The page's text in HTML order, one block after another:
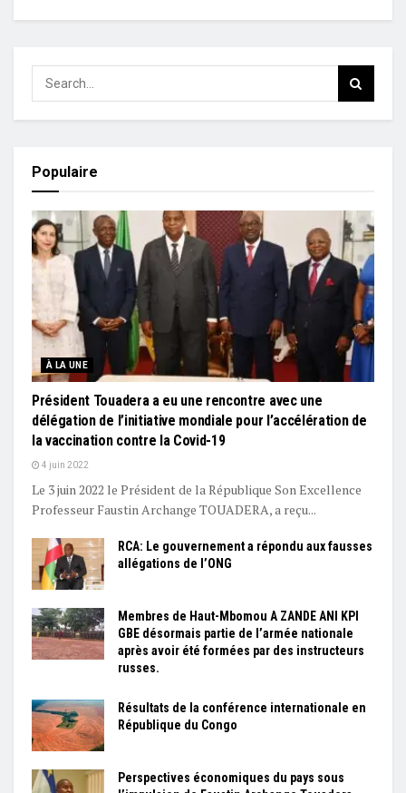
Populaire
À LA UNE
Président Touadera a eu une rencontre avec une
délégation de l’initiative mondiale pour l’accélération de
la vaccination contre la Covid-19
4 juin 2022
Le 3 juin 2022 le Président de la République Son Excellence
Professeur Faustin Archange TOUADERA, a reçu...
RCA: Le gouvernement a répondu aux fausses
allégations de l’ONG
Membres de Haut-Mbomou A ZANDE ANI KPI
GBE désormais partie de l’armée nationale
après avoir été formées par des instructeurs
russes.
Résultats de la conférence internationale en
République du Congo
Perspectives économiques du pays sous